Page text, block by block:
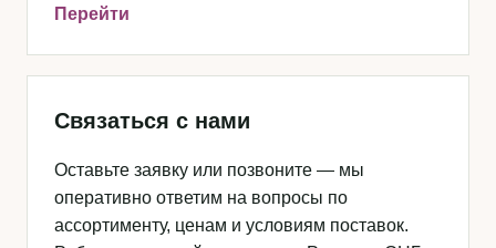
Перейти
Связаться с нами
Оставьте заявку или позвоните — мы
оперативно ответим на вопросы по
ассортименту, ценам и условиям поставок.